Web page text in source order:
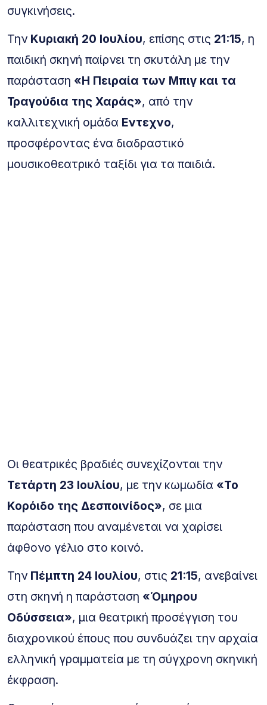
συγκινήσεις.
Την Κυριακή 20 Ιουλίου, επίσης στις 21:15, η
παιδική σκηνή παίρνει τη σκυτάλη με την
παράσταση «Η Πειραία των Μπιγ και τα
Τραγούδια της Χαράς», από την
καλλιτεχνική ομάδα Εντεχνο,
προσφέροντας ένα διαδραστικό
μουσικοθεατρικό ταξίδι για τα παιδιά.
Οι θεατρικές βραδιές συνεχίζονται την
Τετάρτη 23 Ιουλίου, με την κωμωδία «Το
Κορόιδο της Δεσποινίδος», σε μια
παράσταση που αναμένεται να χαρίσει
άφθονο γέλιο στο κοινό.
Την Πέμπτη 24 Ιουλίου, στις 21:15, ανεβαίνει
στη σκηνή η παράσταση «Όμηρου
Οδύσσεια», μια θεατρική προσέγγιση του
διαχρονικού έπους που συνδυάζει την αρχαία
ελληνική γραμματεία με τη σύγχρονη σκηνική
έκφραση.